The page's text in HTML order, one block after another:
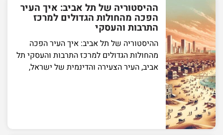
ההיסטוריה של תל אביב: איך העיר
הפכה מהחולות הגדולים למרכז
התרבות והעסקי
ההיסטוריה של תל אביב: איך העיר הפכה
מהחולות הגדולים למרכז התרבות והעסקי תל
אביב, העיר הצעירה והדינמית של ישראל,